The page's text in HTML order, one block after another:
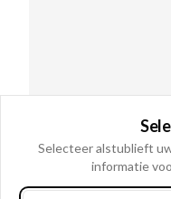
Gebruiksnummer
Selecteer alstublieft
informatie